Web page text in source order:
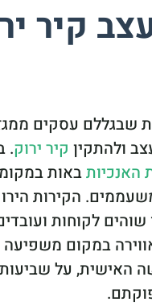
קיר
שבגללם עסקים
ולהתקין קיר ירוק.
האנכיותבאות
הקירות
לקוחות
במקום משפיעה
האישית, על שביעות